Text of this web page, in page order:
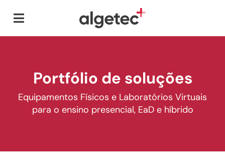
Portfólio de soluções
Equipamentos Físicos e Laboratórios Virtuais
para o ensino presencial, EaD e híbrido